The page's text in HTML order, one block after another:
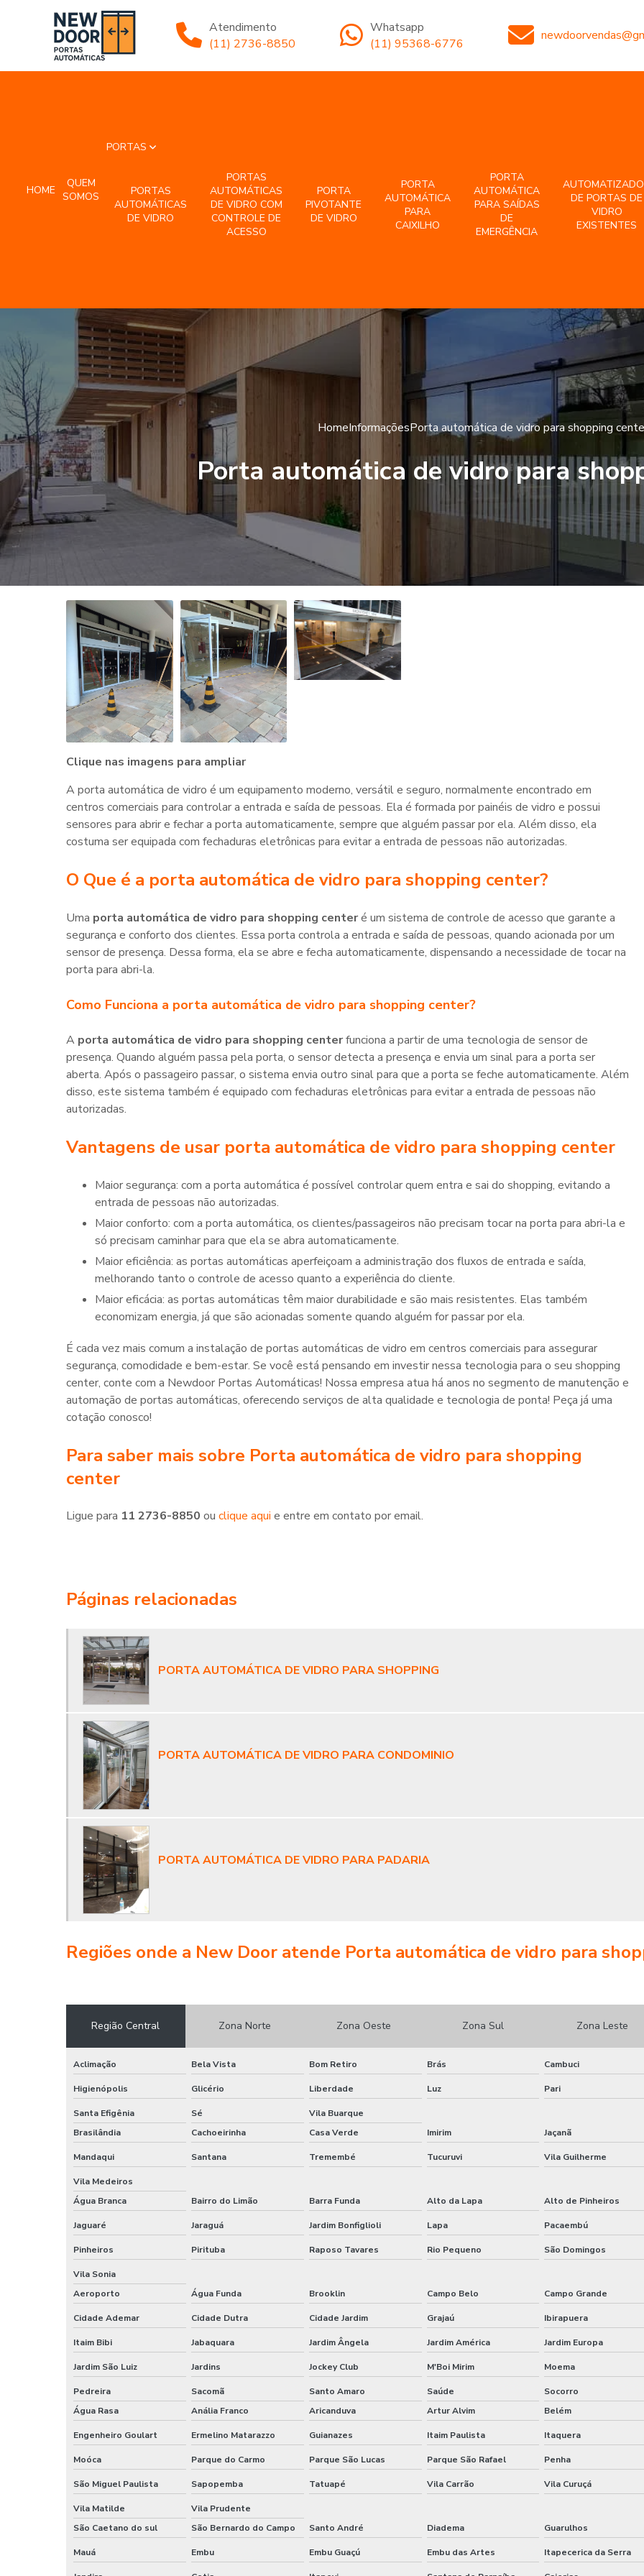
Atendimento
(11) 2736-8850
Whatsapp
(11) 95368-6776
HOME
QUEM
SOMOS
PORTAS
PORTAS
AUTOMÁTICAS
DE VIDRO
PORTAS
AUTOMÁTICAS
DE VIDRO COM
CONTROLE DE
ACESSO
PORTA
PIVOTANTE
DE VIDRO
PORTA
AUTOMÁTICA
PARA
CAIXILHO
PORTA
AUTOMÁTICA
PARA SAÍDAS
DE
EMERGÊNCIA
DE PORTAS DE
VIDRO
EXISTENTES
HomeInformaçõesPorta automática de vidro para shopping
Porta automática de vidro para
Clique nas imagens para ampliar
A porta automática de vidro é um equipamento moderno, versátil e seguro, normalmente encontrado em
centros comerciais para controlar a entrada e saída de pessoas. Ela é formada por painéis de vidro e possui
sensores para abrir e fechar a porta automaticamente, sempre que alguém passar por ela. Além disso, ela
costuma ser equipada com fechaduras eletrônicas para evitar a entrada de pessoas não autorizadas.
O Que é a porta automática de vidro para shopping center?
Uma porta automática de vidro para shopping centeré um sistema de controle de acesso que garante a
segurança e conforto dos clientes. Essa porta controla a entrada e saída de pessoas, quando acionada por um
sensor de presença. Dessa forma, ela se abre e fecha automaticamente, dispensando a necessidade de tocar na
porta para abri-la.
Como Funciona a porta automática de vidro para shopping center?
A porta automática de vidro para shopping centerfunciona a partir de uma tecnologia de sensor de
presença. Quando alguém passa pela porta, o sensor detecta a presença e envia um sinal para a porta ser
aberta. Após o passageiro passar, o sistema envia outro sinal para que a porta se feche automaticamente. Além
disso, este sistema também é equipado com fechaduras eletrônicas para evitar a entrada de pessoas não
autorizadas.
Vantagens de usar porta automática de vidro para shopping center
Maior segurança: com a porta automática é possível controlar quem entra e sai do shopping, evitando a
entrada de pessoas não autorizadas.
Maior conforto: com a porta automática, os clientes/passageiros não precisam tocar na porta para abri-la e
só precisam caminhar para que ela se abra automaticamente.
Maior eficiência: as portas automáticas aperfeiçoam a administração dos fluxos de entrada e saída,
melhorando tanto o controle de acesso quanto a experiência do cliente.
Maior eficácia: as portas automáticas têm maior durabilidade e são mais resistentes. Elas também
economizam energia, já que são acionadas somente quando alguém for passar por ela.
É cada vez mais comum a instalação de portas automáticas de vidro em centros comerciais para assegurar
segurança, comodidade e bem-estar. Se você está pensando em investir nessa tecnologia para o seu shopping
center, conte com a Newdoor Portas Automáticas! Nossa empresa atua há anos no segmento de manutenção e
automação de portas automáticas, oferecendo serviços de alta qualidade e tecnologia de ponta! Peça já uma
cotação conosco!
Para saber mais sobre Porta automática de vidro para shopping
center
Ligue para 11 2736-8850 ou clique aqui e entre em contato por email.
Páginas relacionadas
PORTA AUTOMÁTICA DE VIDRO PARA SHOPPING
PORTA AUTOMÁTICA DE VIDRO PARA CONDOMINIO
PORTA AUTOMÁTICA DE VIDRO PARA PADARIA
Regiões onde a New Door atende Porta automática de vidro para
Região Central Zona Norte Zona Oeste Zona Sul Zona Leste
Aclimação Bela Vista Bom Retiro Brás Cambuci
Higienópolis Glicério Liberdade Luz Pari
Santa Efigênia Sé
Vila Buarque
Brasilândia
Cachoeirinha Casa Verde Imirim Jaçanã
Mandaqui Santana Tremembé Tucuruvi Vila Guilherme
Vila Medeiros
Água Branca
Bairro do Limão Barra Funda Alto da Lapa Alto de Pinheiros
Jaguaré Jaraguá Jardim Bonfiglioli Lapa Pacaembú
Pinheiros Pirituba Raposo Tavares Rio Pequeno São Domingos
Vila Sonia
Aeroporto
Água Funda Brooklin Campo Belo Campo Grande
Cidade Ademar Cidade Dutra Cidade Jardim Grajaú Ibirapuera
Itaim Bibi Jabaquara Jardim Ângela Jardim América Jardim Europa
Jardim São Luiz Jardins Jockey Club M'Boi Mirim Moema
Pedreira Sacomã Santo Amaro Saúde Socorro
Água Rasa
Anália Franco Aricanduva Artur Alvim Belém
Engenheiro Goulart Ermelino Matarazzo Guianazes Itaim Paulista Itaquera
Moóca Parque do Carmo Parque São Lucas Parque São Rafael Penha
São Miguel Paulista Sapopemba Tatuapé Vila Carrão Vila Curuçá
Vila Matilde
Vila Prudente
São Caetano do sul
São Bernardo do Campo Santo André Diadema Guarulhos
Mauá Embu Embu Guaçú Embu das Artes Itapecerica da Serra